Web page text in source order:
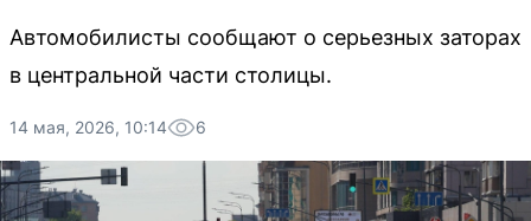
Автомобилисты сообщают о серьезных заторах
в центральной части столицы.
14 мая, 2026, 10:14 6